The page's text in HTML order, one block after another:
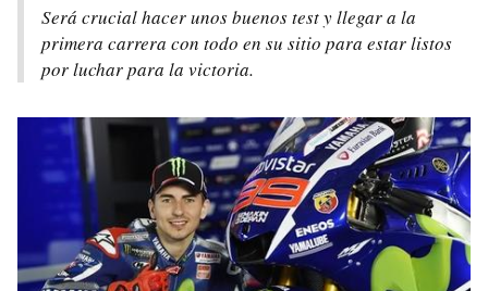
Será crucial hacer unos buenos test y llegar a la
primera carrera con todo en su sitio para estar listos
por luchar para la victoria.